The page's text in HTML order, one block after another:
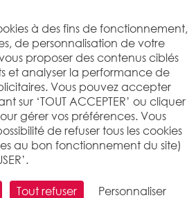
à des fins de fonctionnement,
de personnalisation de votre
proposer des contenus ciblés
et analyser la performance de
Vous pouvez accepter
sur ‘TOUT ACCEPTER’ ou cliquer
gérer vos préférences. Vous
de refuser tous les cookies
au bon fonctionnement du site)
Tout refuser Personnaliser